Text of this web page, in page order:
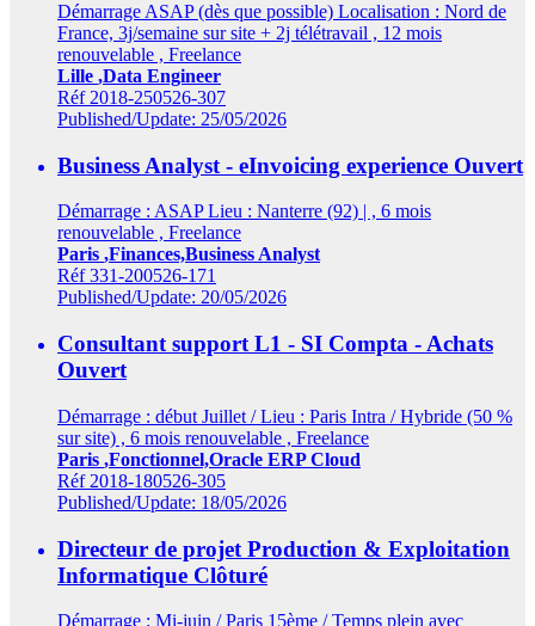
Démarrage ASAP (dès que possible) Localisation : Nord de
France, 3j/semaine sur site + 2j télétravail , 12 mois
renouvelable , Freelance
Lille ,Data Engineer
Réf 2018-250526-307
Published/Update: 25/05/2026
Business Analyst - eInvoicing experience Ouvert
Démarrage : ASAP Lieu : Nanterre (92) | , 6 mois
renouvelable , Freelance
Paris ,Finances,Business Analyst
Réf 331-200526-171
Published/Update: 20/05/2026
Consultant support L1 - SI Compta - Achats
Ouvert
Démarrage : début Juillet / Lieu : Paris Intra / Hybride (50 %
sur site) , 6 mois renouvelable , Freelance
Paris ,Fonctionnel,Oracle ERP Cloud
Réf 2018-180526-305
Published/Update: 18/05/2026
Directeur de projet Production & Exploitation
Informatique Clôturé
Démarrage : Mi-juin / Paris 15ème / Temps plein avec